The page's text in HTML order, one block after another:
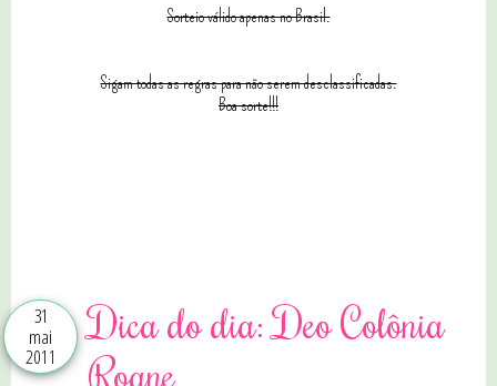
Sorteio válido apenas no Brasil.
Sigam todas as regras para não serem desclassificadas.
Boa sorte!!!
31
mai
2011
Dica do dia: Deo Colônia
Roane